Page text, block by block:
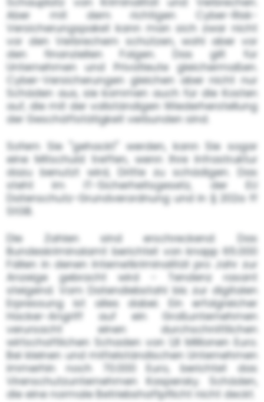
Aber mit dem richtigen Cyber-Risk-
Versicherungspaket kann man sich zwar nicht
vor den Verbrechern schützen, wohl aber vor
den finanziellen Folgen. Das gilt für
Unternehmen und Privatleute gleichermaßen.
Cyber-Versicherungen gleichen aber nicht nur
Schäden aus, sie kommen auch für die Kosten
auf, die mit der vollständigen Wiederherstellung
der Geschäftstätigkeit verbunden sind.
Sofern Sie "gehackt" werden, kann Sie sogar
eine Mitschuld treffen, wenn Ihre Infrastruktur
dazu benutzt wird, Dritte zu schädigen. Das
steht im IT-Sicherheitsgesetz, der EU
Datenschutz-Grundverordnung und in § 202a ff
StGB.
Die Zahlen sind erschreckend: Das
Bundeskriminalamt berichtet von knapp 65.000
Fällen in denen Internetkriminalität pro Jahr zur
Anzeige gebracht wird - Tendenz rasant
steigend. Vom Datendiebstahl bis zur digitalen
Erpressung ist alles dabei. Ein erfolgreicher
Hacker-Angriff auf ein Großunternehmen
verursacht einen durchschnittlichen
wirtschaftlichen Schaden von 1,8 Millionen Euro.
Bei kleinen und mittelständischen Unternehmen
immerhin noch 70.000 Euro, berichtet das
Virenschutzunternehmen Kaspersky. Schäden,
die eine normale Betriebshaftpflicht nicht deckt.